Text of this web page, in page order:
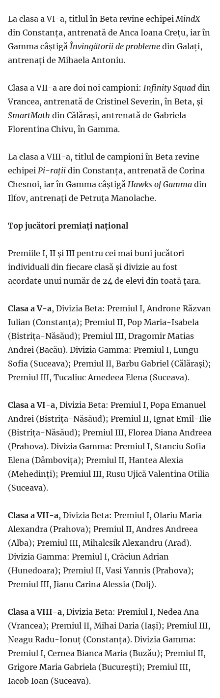
La clasa a VI-a, titlul în Beta revine echipei MindX
din Constanța, antrenată de Anca Ioana Crețu, iar în
Gamma câștigă Învingătorii de probleme din Galați,
antrenați de Mihaela Antoniu.
Clasa a VII-a are doi noi campioni: Infinity Squad din
Vrancea, antrenată de Cristinel Severin, în Beta, și
SmartMath din Călărași, antrenată de Gabriela
Florentina Chivu, în Gamma.
La clasa a VIII-a, titlul de campioni în Beta revine
echipei Pi-rații din Constanța, antrenată de Corina
Chesnoi, iar în Gamma câștigă Hawks of Gamma din
Ilfov, antrenați de Petruța Manolache.
Top jucători premiați național
Premiile I, II și III pentru cei mai buni jucători
individuali din fiecare clasă și divizie au fost
acordate unui număr de 24 de elevi din toată țara.
Clasa a V-a, Divizia Beta: Premiul I, Androne Răzvan
Iulian (Constanța); Premiul II, Pop Maria-Isabela
(Bistrița-Năsăud); Premiul III, Dragomir Matias
Andrei (Bacău). Divizia Gamma: Premiul I, Lungu
Sofia (Suceava); Premiul II, Barbu Gabriel (Călărași);
Premiul III, Tucaliuc Amedeea Elena (Suceava).
Clasa a VI-a, Divizia Beta: Premiul I, Popa Emanuel
Andrei (Bistrița-Năsăud); Premiul II, Ignat Emil-Ilie
(Bistrița-Năsăud); Premiul III, Florea Diana Andreea
(Prahova). Divizia Gamma: Premiul I, Stanciu Sofia
Elena (Dâmbovița); Premiul II, Hantea Alexia
(Mehedinți); Premiul III, Rusu Ujică Valentina Otilia
(Suceava).
Clasa a VII-a, Divizia Beta: Premiul I, Olariu Maria
Alexandra (Prahova); Premiul II, Andres Andreea
(Alba); Premiul III, Mihalcsik Alexandru (Arad).
Divizia Gamma: Premiul I, Crăciun Adrian
(Hunedoara); Premiul II, Vasi Yannis (Prahova);
Premiul III, Jianu Carina Alessia (Dolj).
Clasa a VIII-a, Divizia Beta: Premiul I, Nedea Ana
(Vrancea); Premiul II, Mihai Daria (Iași); Premiul III,
Neagu Radu-Ionuț (Constanța). Divizia Gamma:
Premiul I, Cernea Bianca Maria (Buzău); Premiul II,
Grigore Maria Gabriela (București); Premiul III,
Iacob Ioan (Suceava).